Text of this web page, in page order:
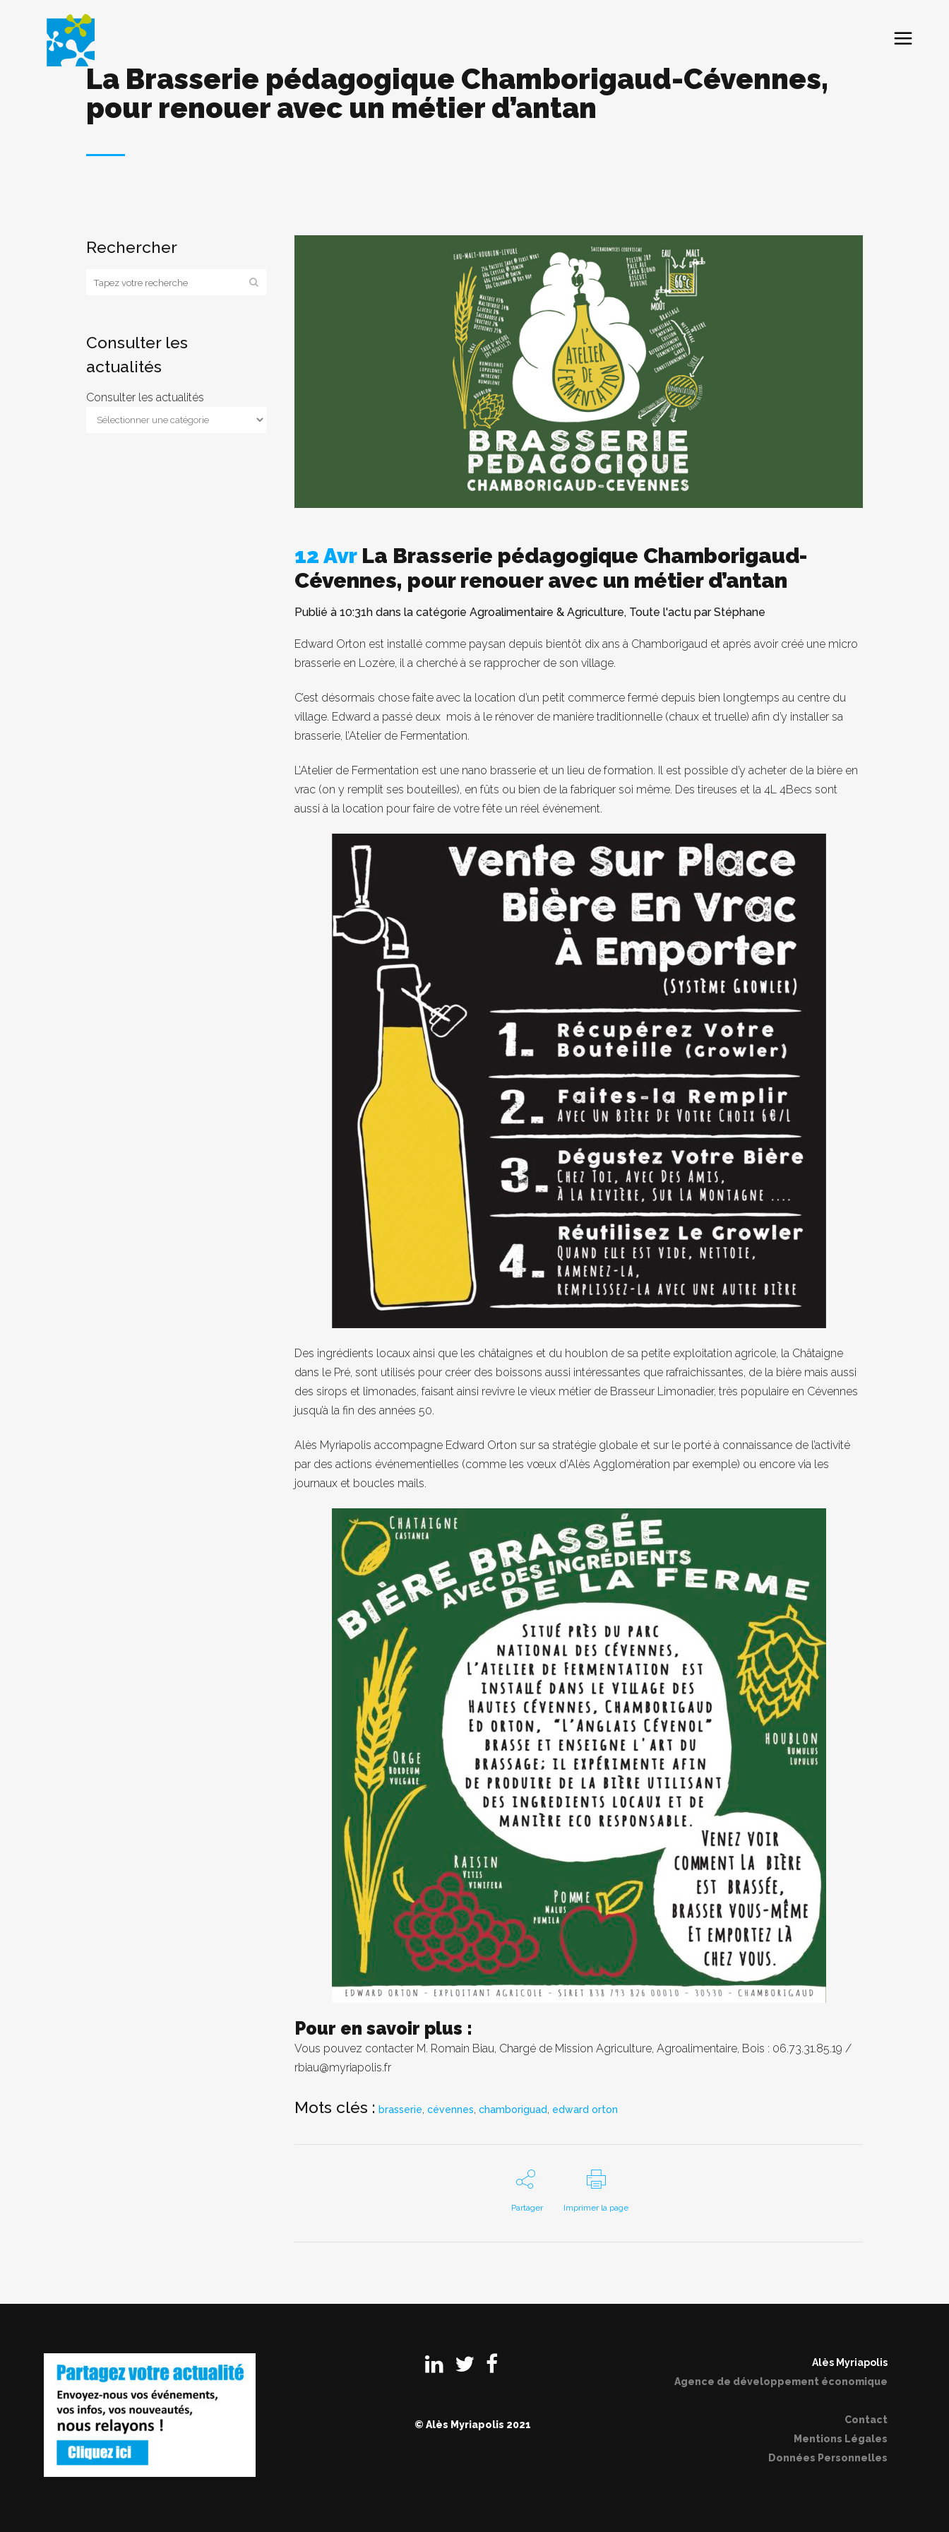
La Brasserie pédagogique Chamborigaud-Cévennes,
pour renouer avec un métier d’antan
Rechercher
Consulter les
actualités
Consulter les actualités
12 AvrLa Brasserie pédagogique Chamborigaud-
Cévennes, pour renouer avec un métier d’antan
Publié à 10:31h dans la catégorie Agroalimentaire & Agriculture, Toute l'actu parStéphane
Edward Orton est installé comme paysan depuis bientôt dix ans à Chamborigaud et après avoir créé une micro
brasserie en Lozère, il a cherché à se rapprocher de son village.
C’est désormais chose faite avec la location d’un petit commerce fermé depuis bien longtemps au centre du
village. Edward a passé deux mois à le rénover de manière traditionnelle (chaux et truelle) afin d’y installer sa
brasserie, l’Atelier de Fermentation.
L’Atelier de Fermentation est une nano brasserie et un lieu de formation. Il est possible d’y acheter de la bière en
vrac (on y remplit ses bouteilles), en fûts ou bien de la fabriquer soi même. Des tireuses et la 4L 4Becs sont
aussi à la location pour faire de votre fête un réel événement.
Des ingrédients locaux ainsi que les châtaignes et du houblon de sa petite exploitation agricole, la Châtaigne
dans le Pré, sont utilisés pour créer des boissons aussi intéressantes que rafraichissantes, de la bière mais aussi
des sirops et limonades, faisant ainsi revivre le vieux métier de Brasseur Limonadier, très populaire en Cévennes
jusqu’à la fin des années 50.
Alès Myriapolis accompagne Edward Orton sur sa stratégie globale et sur le porté à connaissance de l’activité
par des actions événementielles (comme les vœux d’Alès Agglomération par exemple) ou encore via les
journaux et boucles mails.
Pour en savoir plus :
Vous pouvez contacter M. Romain Biau, Chargé de Mission Agriculture, Agroalimentaire, Bois : 06.73.31.85.19 /
rbiau@myriapolis.fr
Mots clés : brasserie, cévennes, chamboriguad, edward orton
Partager Imprimer la page
© Alès Myriapolis 2021
Alès Myriapolis
Agence de développement économique
Contact
Mentions Légales
Données Personnelles